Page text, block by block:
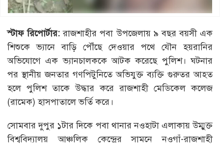
স্টাফ রিপোর্টার: রাজশাহীর পবা উপজেলায় ৯ বছর বয়সী এক
শিশুকে ভ্যানে বাড়ি পৌঁছে দেওয়ার পথে যৌন হয়রানির
অভিযোগে এক ভ্যানচালককে আটক করেছে পুলিশ। ঘটনার
পর স্থানীয় জনতার গণপিটুনিতে অভিযুক্ত ব্যক্তি গুরুতর আহত
হলে পুলিশ তাকে উদ্ধার করে রাজশাহী মেডিকেল কলেজ
(রামেক) হাসপাতালে ভর্তি করে।
সোমবার দুপুর ১টার দিকে পবা থানার নওহাটা এলাকায় উম্মুক্ত
বিশ্ববিদ্যালয় আঞ্চলিক কেন্দ্রের সামনে নওগাঁ-রাজশাহী